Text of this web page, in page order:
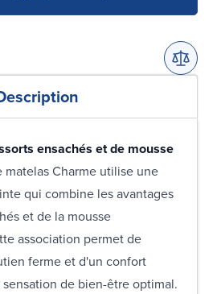
ensachés et de mousse
matelas Charme utilise une
qui combine les avantages
et de la mousse
association permet de
ferme et d'un confort
de bien-être optimal.